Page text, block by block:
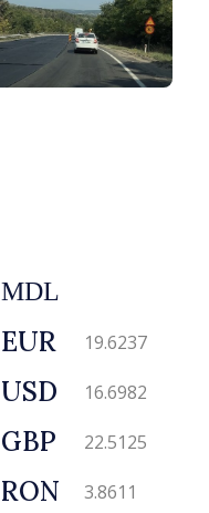
MDL
EUR 19.6237
USD 16.6982
GBP 22.5125
RON 3.8611